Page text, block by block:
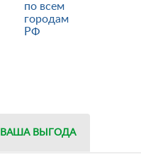
по всем
городам
РФ
ВАША ВЫГОДА